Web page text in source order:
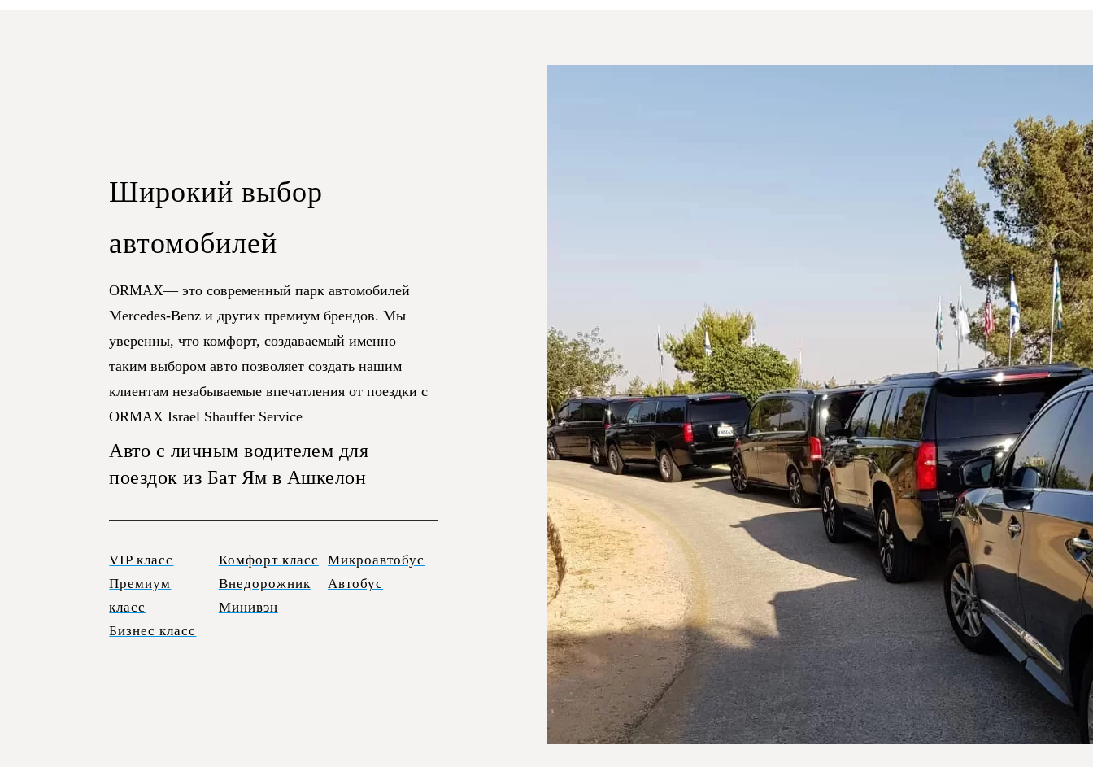
Широкий выбор
автомобилей
ORMAX— это современный парк автомобилей
Mercedes-Benz и других премиум брендов. Мы
уверенны, что комфорт, создаваемый именно
таким выбором авто позволяет создать нашим
клиентам незабываемые впечатления от поездки с
ORMAX Israel Shauffer Service
Авто с личным водителем для
поездок из Бат Ям в Ашкелон
VIP класс
Премиум
класс
Бизнес класс
Комфорт класс
Внедорожник
Минивэн
Микроавтобус
Автобус